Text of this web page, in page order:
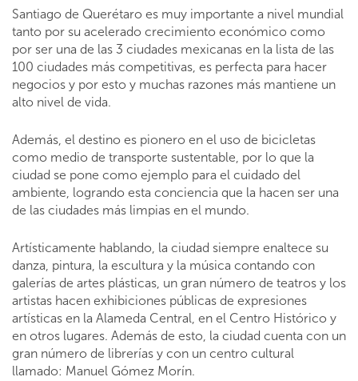
Santiago de Querétaro es muy importante a nivel mundial
tanto por su acelerado crecimiento económico como
por ser una de las 3 ciudades mexicanas en la lista de las
100 ciudades más competitivas, es perfecta para hacer
negocios y por esto y muchas razones más mantiene un
alto nivel de vida.
Además, el destino es pionero en el uso de bicicletas
como medio de transporte sustentable, por lo que la
ciudad se pone como ejemplo para el cuidado del
ambiente, logrando esta conciencia que la hacen ser una
de las ciudades más limpias en el mundo.
Artísticamente hablando, la ciudad siempre enaltece su
danza, pintura, la escultura y la música contando con
galerías de artes plásticas, un gran número de teatros y los
artistas hacen exhibiciones públicas de expresiones
artísticas en la Alameda Central, en el Centro Histórico y
en otros lugares. Además de esto, la ciudad cuenta con un
gran número de librerías y con un centro cultural
llamado: Manuel Gómez Morín.